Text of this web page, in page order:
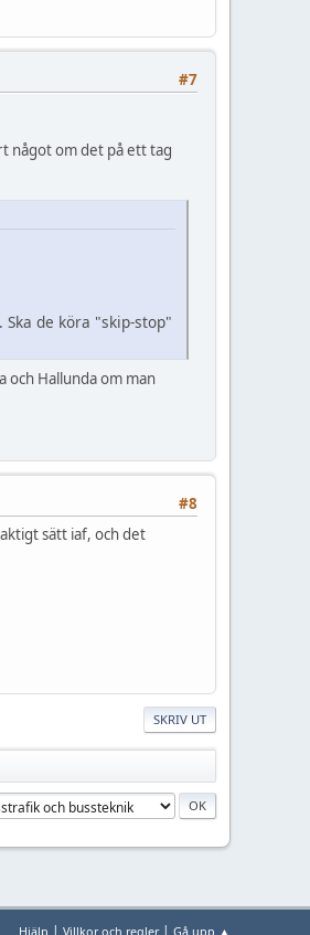
#7
något om det på ett tag
de köra "skip-stop"
och Hallunda om man
#8
sätt iaf, och det
SKRIV UT
Hjälp Villkor och regler Gå upp ▲